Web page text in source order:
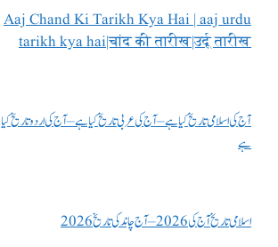
Aaj Chand Ki Tarikh Kya Hai | aaj urdu
tarikh kya hai|चांद की तारीख|उर्दू तारीख
آج کی اسلامی تاریخ کیا ہے – آج کی عربی تاریخ کیا ہے – آج کی اردو تاریخ کیا
ہے
اسلامی تاریخ آج کی 2026 – آج چاند کی تاریخ 2026